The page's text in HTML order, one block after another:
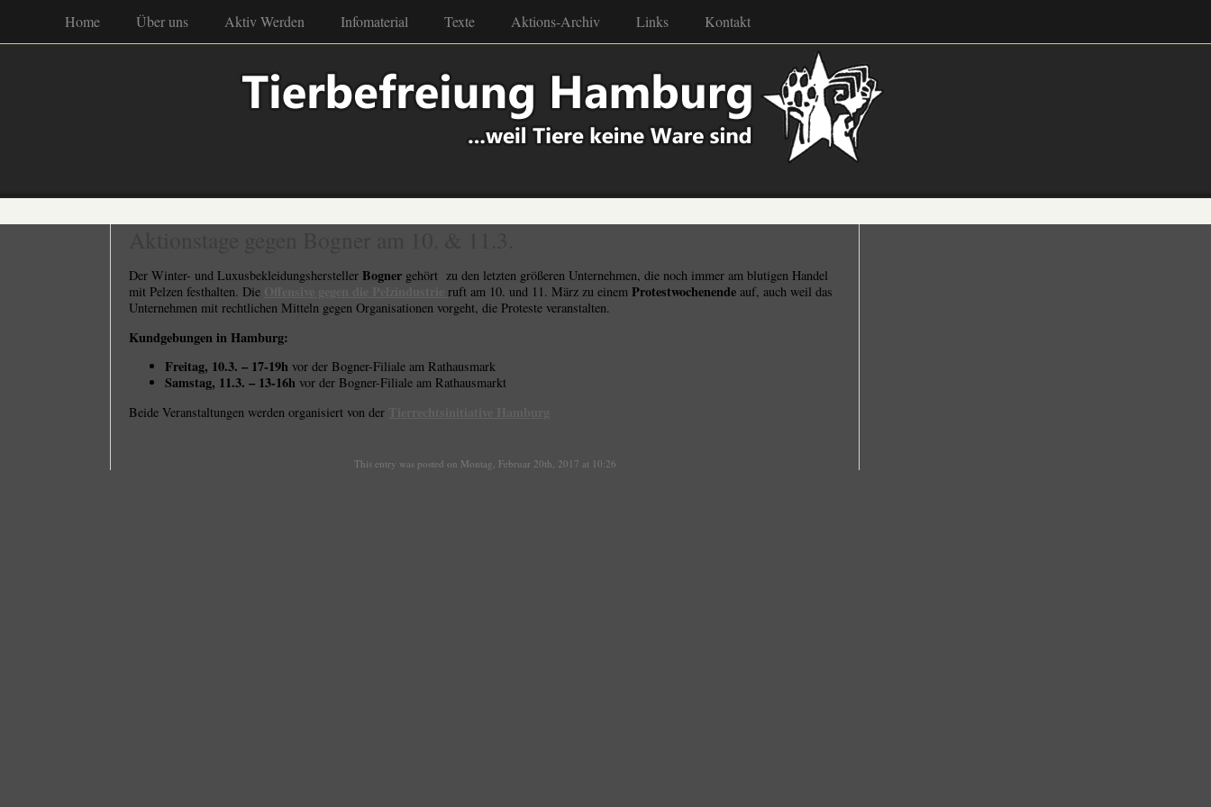
Home Über uns Aktiv Werden Infomaterial Texte Aktions-Archiv Links Kontakt
Der Winter- und Luxusbekleidungshersteller Bogner gehört zu den letzten größeren Unternehmen, die noch immer am blutigen Handel
mit Pelzen festhalten. Die
ruft am 10. und 11. März zu einem Protestwochenende auf, auch weil das
Unternehmen mit rechtlichen Mitteln gegen Organisationen vorgeht, die Proteste veranstalten.
Kundgebungen in Hamburg:
Freitag, 10.3. – 17-19h vor der Bogner-Filiale am Rathausmark
Samstag, 11.3. – 13-16h vor der Bogner-Filiale am Rathausmarkt
Beide Veranstaltungen werden organisiert von der
This entry was posted on Montag, Februar 20th, 2017 at 10:26